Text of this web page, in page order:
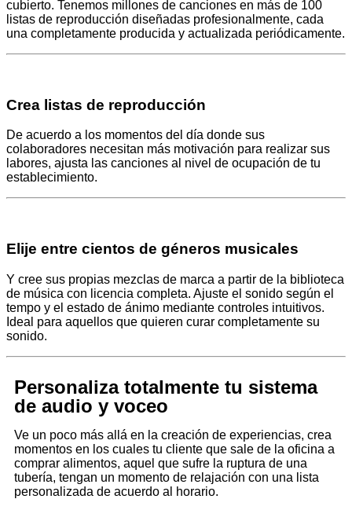
cubierto. Tenemos millones de canciones en más de 100
listas de reproducción diseñadas profesionalmente, cada
una completamente producida y actualizada periódicamente.
Crea listas de reproducción
De acuerdo a los momentos del día donde sus
colaboradores necesitan más motivación para realizar sus
labores, ajusta las canciones al nivel de ocupación de tu
establecimiento.
Elije entre cientos de géneros musicales
Y cree sus propias mezclas de marca a partir de la biblioteca
de música con licencia completa. Ajuste el sonido según el
tempo y el estado de ánimo mediante controles intuitivos.
Ideal para aquellos que quieren curar completamente su
sonido.
Personaliza totalmente tu sistema
de audio y voceo
Ve un poco más allá en la creación de experiencias, crea
momentos en los cuales tu cliente que sale de la oficina a
comprar alimentos, aquel que sufre la ruptura de una
tubería, tengan un momento de relajación con una lista
personalizada de acuerdo al horario.